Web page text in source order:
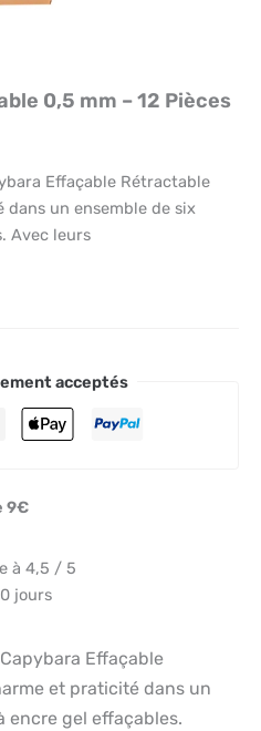
0,5 mm – 12 Pièces
Effaçable Rétractable
un ensemble de six
Avec leurs
acceptés
9€
à 4,5 / 5
jours
Effaçable
et praticité dans un
encre gel effaçables.